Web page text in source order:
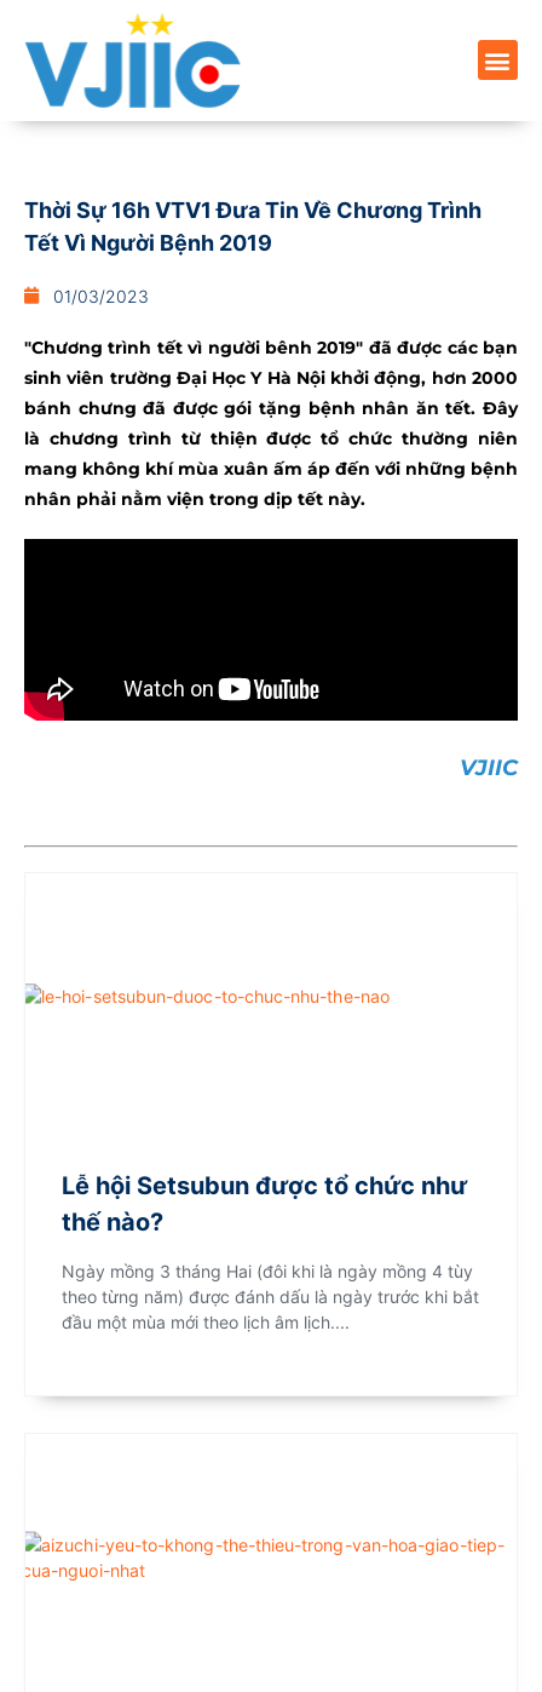
Thời Sự 16h VTV1 Đưa Tin Về Chương Trình
Tết Vì Người Bệnh 2019
01/03/2023
"Chương trình tết vì người bênh 2019" đã được các bạn
sinh viên trường Đại Học Y Hà Nội khởi động, hơn 2000
bánh chưng đã được gói tặng bệnh nhân ăn tết. Đây
là chương trình từ thiện được tổ chức thường niên
mang không khí mùa xuân ấm áp đến với những bệnh
nhân phải nằm viện trong dịp tết này.
VJIIC
Lễ hội Setsubun được tổ chức như
thế nào?
Ngày mồng 3 tháng Hai (đôi khi là ngày mồng 4 tùy
theo từng năm) được đánh dấu là ngày trước khi bắt
đầu một mùa mới theo lịch âm lịch....